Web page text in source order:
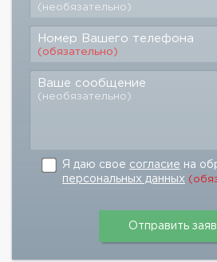
(необязательно)
Номер Вашего телефона
(обязательно)
Ваше сообщение
(необязательно)
Я даю свое согласие на
персональных данных